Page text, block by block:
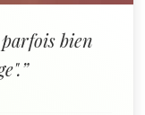
bien